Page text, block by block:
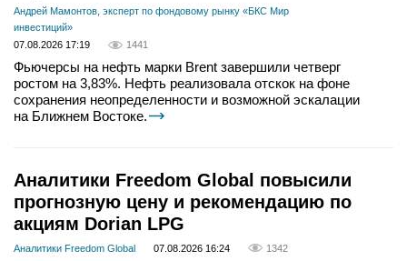
Андрей Мамонтов, эксперт по фондовому рынку «БКС Мир
инвестиций»
07.08.2026 17:19
1441
Фьючерсы на нефть марки Brent завершили четверг
ростом на 3,83%. Нефть реализовала отскок на фоне
сохранения неопределенности и возможной эскалации
на Ближнем Востоке.
Аналитики Freedom Global повысили
прогнозную цену и рекомендацию по
акциям Dorian LPG
Аналитики Freedom Global 07.08.2026 16:24 1342